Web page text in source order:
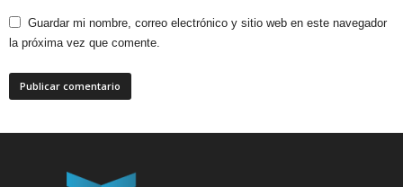
Guardar mi nombre, correo electrónico y sitio web en este navegador
la próxima vez que comente.